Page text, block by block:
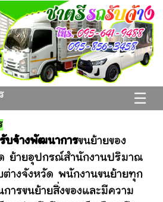
☰
บจ้างพัฒนาการขนย้ายของ
ย้ายอุปกรณ์สำนักงานปริมาณ
ต่างจังหวัด พนักงานขนย้ายทุก
ารขนย้ายสิ่งของและมีความ